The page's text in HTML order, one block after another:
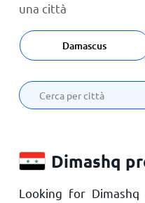
una città
Damascus
Dimashq
Looking for